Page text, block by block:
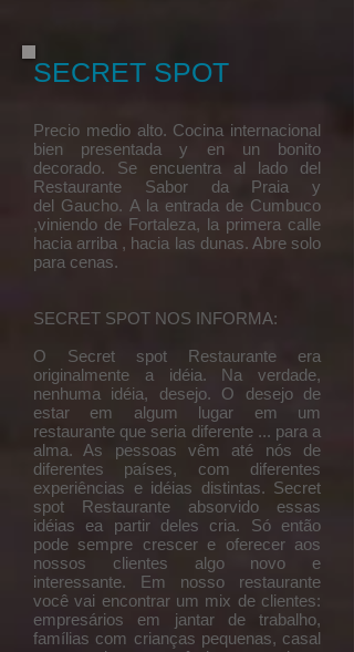
SECRET SPOT
​Precio medio alto. Cocina internacional
bien presentada y en un bonito
decorado. Se encuentra al lado del
Restaurante Sabor da Praia y
del Gaucho. A la entrada de Cumbuco
,viniendo de Fortaleza, la primera calle
hacia arriba , hacia las dunas. Abre solo
para cenas.
SECRET SPOT NOS INFORMA:
O Secret spot Restaurante era
originalmente a idéia. Na verdade,
nenhuma idéia, desejo. O desejo de
estar em algum lugar em um
restaurante que seria diferente ... para a
alma. As pessoas vêm até nós de
diferentes países, com diferentes
experiências e idéias distintas. Secret
spot Restaurante absorvido essas
idéias ea partir deles cria. Só então
pode sempre crescer e oferecer aos
nossos clientes algo novo e
interessante. Em nosso restaurante
você vai encontrar um mix de clientes:
empresários em jantar de trabalho,
famílias com crianças pequenas, casal